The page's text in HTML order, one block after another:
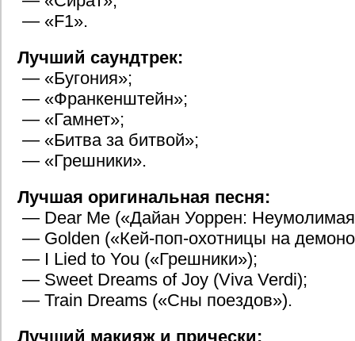
— «F1».
Лучший саундтрек:
— «Бугония»;
— «Франкенштейн»;
— «Гамнет»;
— «Битва за битвой»;
— «Грешники».
Лучшая оригинальная песня:
— Dear Me («Дайан Уоррен:
— Golden («Кей-поп-охотницы на
— I Lied to You («Грешники»);
— Sweet Dreams of Joy (Viva Verdi);
— Train Dreams («Сны поездов»).
Лучший макияж и прически: